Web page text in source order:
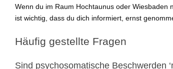
Wenn du im Raum Hochtaunus oder Wiesbaden
ist wichtig, dass du dich informiert, ernst
Häufig gestellte Fragen
Sind psychosomatische Beschwerden